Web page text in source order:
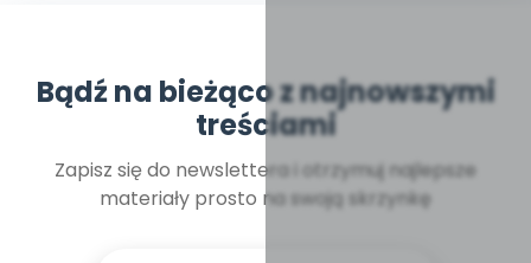
Bądź na bieżąco z najnowszymi
treściami
Zapisz się do newslettera i otrzymuj najlepsze
materiały prosto na swoją skrzynkę